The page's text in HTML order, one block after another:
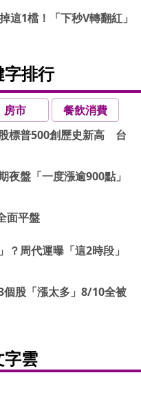
這1檔！「下秒V轉翻紅」
字排行
房市
餐飲消費
標普500創歷史新高 台
夜盤「一度漲逾900點」
面平盤
？周代運曝「這2時段」
股「漲太多」8/10全被
字雲